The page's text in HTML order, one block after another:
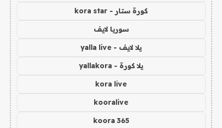
كورة ستار - kora star
سوريا لايف
يلا لايف - yalla live
يلا كورة - yallakora
kora live
kooralive
koora 365